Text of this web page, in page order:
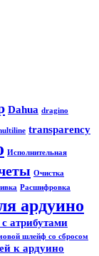
Dahua dragino
transparency
Исполнительная
Очистка
Расшифровка
ардуино
атрибутами
шлейф со сбросом
к ардуино